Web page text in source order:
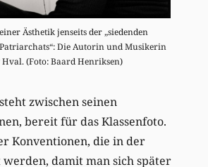
Ästhetik jenseits der „siedenden
Patriarchats“: Die Autorin und Musikerin
Hval. (Foto: Baard Henriksen)
zwischen seinen
bereit für das Klassenfoto.
Konventionen, die in der
werden, damit man sich später